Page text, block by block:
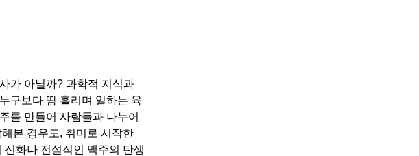
가 아닐까? 과학적 지식과
구보다 땀 흘리며 일하는 육
를 만들어 사람들과 나누어
본 경우도, 취미로 시작한
화나 전설적인 맥주의 탄생